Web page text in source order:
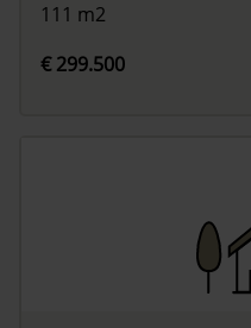
111 m2
€ 299.500